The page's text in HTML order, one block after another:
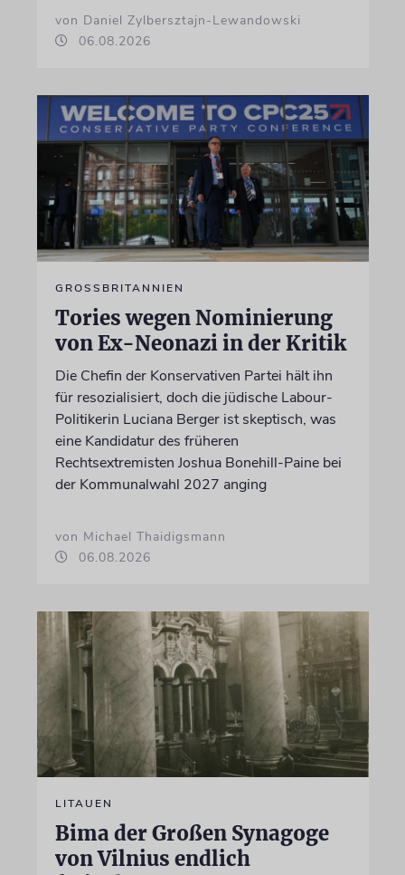
von Daniel Zylbersztajn-Lewandowski
06.08.2026
GROSSBRITANNIEN
Tories wegen Nominierung
von Ex-Neonazi in der Kritik
Die Chefin der Konservativen Partei hält ihn
für resozialisiert, doch die jüdische Labour-
Politikerin Luciana Berger ist skeptisch, was
eine Kandidatur des früheren
Rechtsextremisten Joshua Bonehill-Paine bei
der Kommunalwahl 2027 anging
von Michael Thaidigsmann
06.08.2026
LITAUEN
Bima der Großen Synagoge
von Vilnius endlich